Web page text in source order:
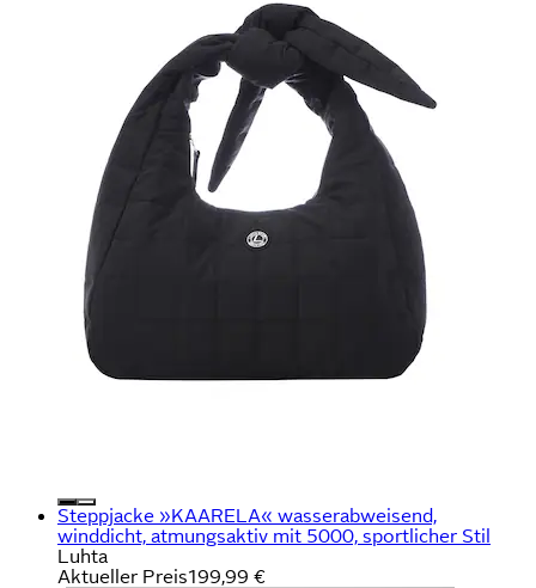
Steppjacke »KAARELA« wasserabweisend,
winddicht, atmungsaktiv mit 5000, sportlicher Stil
Luhta
Aktueller Preis199,99 €